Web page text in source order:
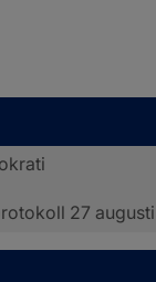
27 augusti